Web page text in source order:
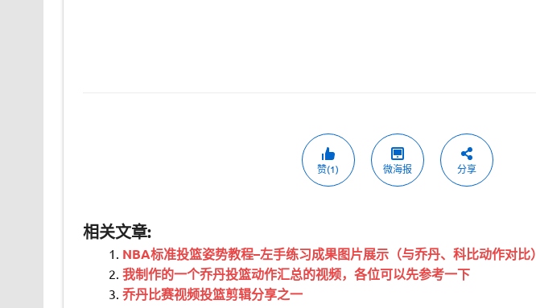
赞(1) 微海报 分享
相关文章:
NBA标准投篮姿势教程–左手练习成果图片展示（与乔丹、科比动作对比）
我制作的一个乔丹投篮动作汇总的视频，各位可以先参考一下
乔丹比赛视频投篮剪辑分享之一